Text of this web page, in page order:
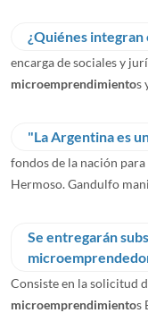
¿Quiénes integran
encarga de sociales y
microemprendimientos
"La Argentina es
fondos de la nación para
Hermoso. Gandulfo
Se entregarán
Consiste en la solicitud
microemprendimientos